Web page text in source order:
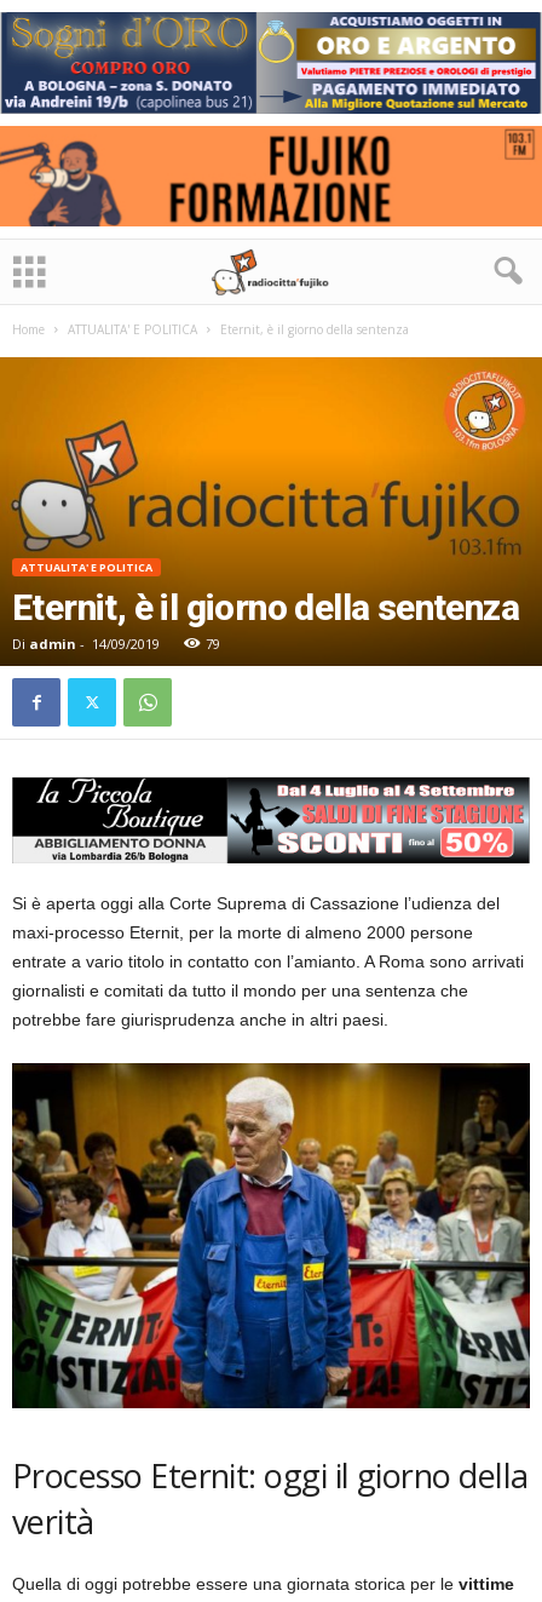
Home ATTUALITA' E POLITICA Eternit, è il giorno della sentenza
ATTUALITA' E POLITICA
Eternit, è il giorno della sentenza
Di admin - 14/09/2019 79
Si è aperta oggi alla Corte Suprema di Cassazione l’udienza del
maxi-processo Eternit, per la morte di almeno 2000 persone
entrate a vario titolo in contatto con l’amianto. A Roma sono arrivati
giornalisti e comitati da tutto il mondo per una sentenza che
potrebbe fare giurisprudenza anche in altri paesi.
Processo Eternit: oggi il giorno della
verità
Quella di oggi potrebbe essere una giornata storica per le vittime